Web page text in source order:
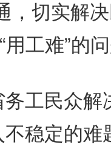
，切实解
用工难”的
工民众解
稳定的难